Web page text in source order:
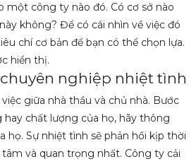
một công ty nào đó. Có cơ sở nào
không? Để có cái nhìn về việc đó
chí cơ bản để bạn có thể chọn lựa.
hiển thị.
nghiệp nhiệt tình
giữa nhà thầu và chủ nhà. Bước
hay chất lượng của họ, hãy thông
họ. Sự nhiệt tình sẽ phản hồi kịp thời
và quan trọng nhất. Công ty cải